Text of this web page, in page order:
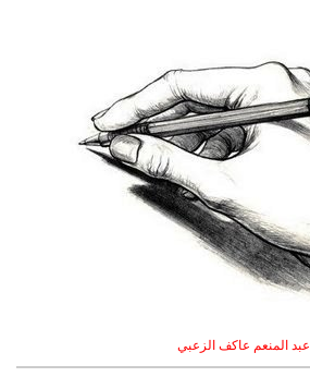
عبد المنعم عاكف الزعبي